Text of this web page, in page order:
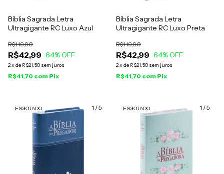
Bíblia Sagrada Letra
Ultragigante RC Luxo Azul
R$42,99
R$119,90
64% OFF
2x de R$21,50 sem juros
R$41,70 com Pix
Bíblia Sagrada Letra
Ultragigante RC Luxo Preta
R$42,99
R$119,90
64% OFF
2x de R$21,50 sem juros
R$41,70 com Pix
1 /5
ESGOTADO 1 /5
ESGOTADO